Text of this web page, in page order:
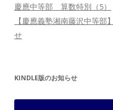
慶應中等部 算数特別（5）
【慶應義塾湘南藤沢中等部
せ
KINDLE版のお知らせ